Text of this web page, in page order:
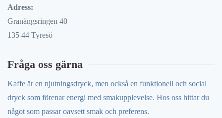
Adress:
Granängsringen 40
135 44 Tyresö
Fråga oss gärna
Kaffe är en njutningsdryck, men också en funktionell och social
dryck som förenar energi med smakupplevelse. Hos oss hittar du
något som passar oavsett smak och preferens.